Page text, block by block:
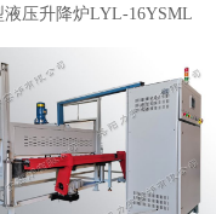
液压升降炉LYL-16YSML